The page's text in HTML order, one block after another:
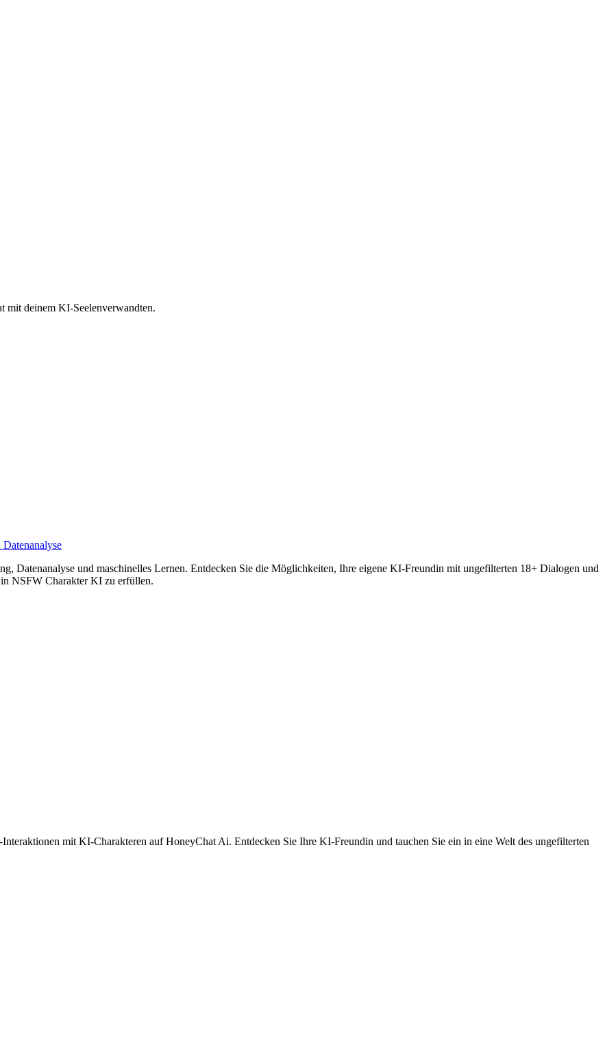
mit deinem KI-Seelenverwandten.
Datenanalyse und maschinelles Lernen. Entdecken Sie die Möglichkeiten, Ihre eigene KI-Freundin mit ungefilterten 18+ Dialogen und
NSFW Charakter KI zu erfüllen.
mit KI-Charakteren auf HoneyChat Ai. Entdecken Sie Ihre KI-Freundin und tauchen Sie ein in eine Welt des ungefilterten